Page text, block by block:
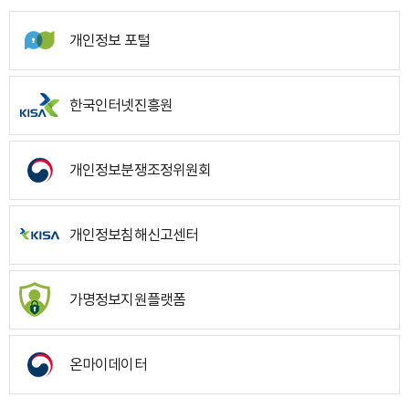
개인정보 포털
한국인터넷진흥원
개인정보분쟁조정위원회
개인정보침해신고센터
가명정보지원플랫폼
온마이데이터